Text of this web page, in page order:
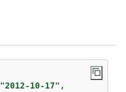
"2012-10-17" ,